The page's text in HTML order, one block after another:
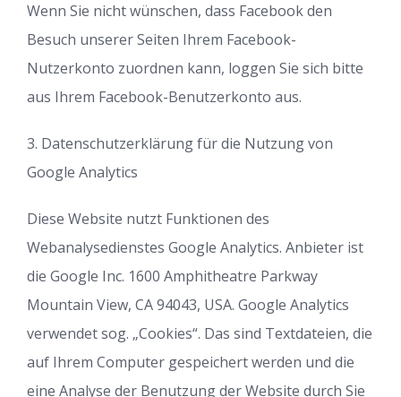
Wenn Sie nicht wünschen, dass Facebook den
Besuch unserer Seiten Ihrem Facebook-
Nutzerkonto zuordnen kann, loggen Sie sich bitte
aus Ihrem Facebook-Benutzerkonto aus.
3. Datenschutzerklärung für die Nutzung von
Google Analytics
Diese Website nutzt Funktionen des
Webanalysedienstes Google Analytics. Anbieter ist
die Google Inc. 1600 Amphitheatre Parkway
Mountain View, CA 94043, USA. Google Analytics
verwendet sog. „Cookies“. Das sind Textdateien, die
auf Ihrem Computer gespeichert werden und die
eine Analyse der Benutzung der Website durch Sie